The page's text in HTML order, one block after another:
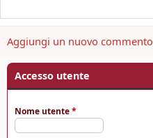
Aggiungi un nuovo commento
Accesso utente
Nome utente*